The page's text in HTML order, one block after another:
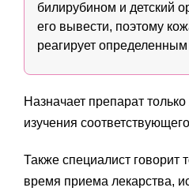
билирубином и детский
его вывести, поэтому
реагирует
Назначает препарат
изучения
Также специалист говорит
время приема лекарства,